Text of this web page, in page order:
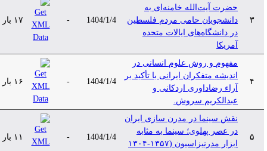
حضرت آیت‌الله خامنه‌ای به
دانشجویان حامی مردم فلسطین
در دانشگاه‌های ایالات متحده
آمریکا
1404/1/4 ۱۷ بار
مفهوم و روش علوم انسانی در
اندیشه متفکران ایرانی با تأکید بر
آراء رضاداوری اردکانی و
عبدالکریم سروش.
1404/1/4 ۱۶ بار
نقش سینما در مدرن سازی ایران
در عصر پهلوی؛ سینما به مثابه
ابزار مدرنیزاسیون (۱۳۵۷-۱۳۰۴
1404/1/4 ۱۱ بار